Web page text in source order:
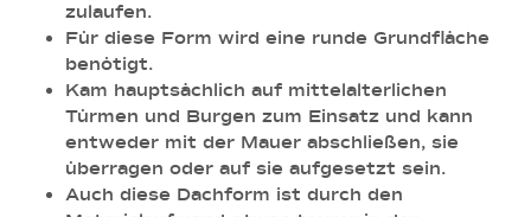
zulaufen.
Für diese Form wird eine runde Grundfläche
benötigt.
Kam hauptsächlich auf mittelalterlichen
Türmen und Burgen zum Einsatz und kann
entweder mit der Mauer abschließen, sie
überragen oder auf sie aufgesetzt sein.
Auch diese Dachform ist durch den